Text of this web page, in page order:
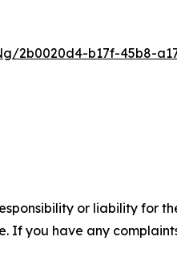
2b0020d4-b17f-45b8-
or liability for
If you have any